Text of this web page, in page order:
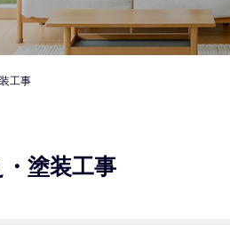
工事
塗装工事